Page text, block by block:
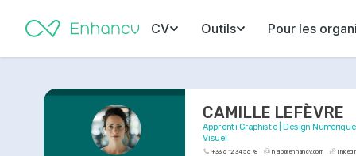
CV Outils Pour les
CAMILLE LEFÈVRE
Apprenti Graphiste | Design
Visuel
+33 6 12 34 56 78 help@enhancv.com